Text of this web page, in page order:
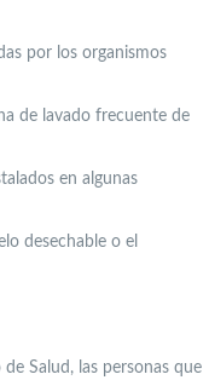
por los organismos
de lavado frecuente de
en algunas
desechable o el
Salud, las personas que